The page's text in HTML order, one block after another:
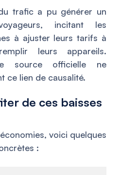
trafic a pu générer un
incitant les
à ajuster leurs tarifs à
leurs appareils.
source officielle ne
ce lien de causalité.
de ces baisses
voici quelques
: